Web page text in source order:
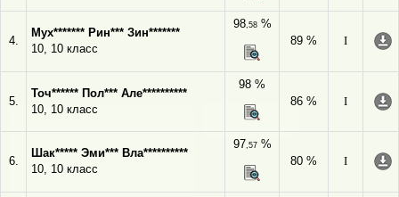
4.
Мух******* Рин*** Зин*******
10, 10 класс
98,58%
89 %
I
5.
Точ****** Пол*** Але**********
10, 10 класс
98 %
86 %
I
6.
Шак***** Эми*** Вла**********
10, 10 класс
97,57%
80 %
I